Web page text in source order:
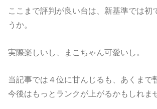
ここまで評判が良い台は、新基準では初
うか。
実際楽しいし、まこちゃん可愛いし。
当記事では４位に甘んじるも、あくまで
今後はもっとランクが上がるかもしれま